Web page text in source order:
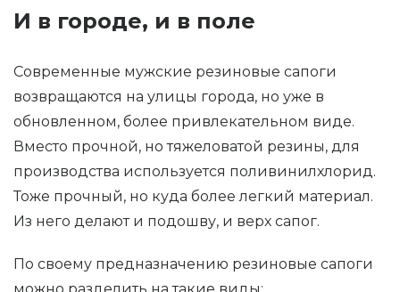
И в городе, и в поле
Современные мужские резиновые сапоги
возвращаются на улицы города, но уже в
обновленном, более привлекательном виде.
Вместо прочной, но тяжеловатой резины, для
производства используется поливинилхлорид.
Тоже прочный, но куда более легкий материал.
Из него делают и подошву, и верх сапог.
По своему предназначению резиновые сапоги